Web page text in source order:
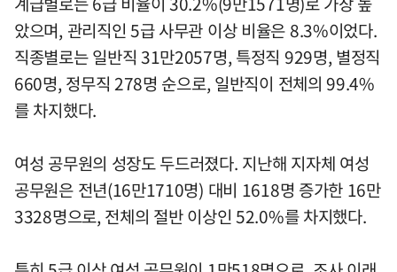
았으며, 관리직인 5급 사무관 이상 비율은 8.3%이었다.
직종별로는 일반직 31만2057명, 특정직 929명, 별정직
660명, 정무직 278명 순으로, 일반직이 전체의 99.4%
를 차지했다.
여성 공무원의 성장도 두드러졌다. 지난해 지자체 여성
공무원은 전년(16만1710명) 대비 1618명 증가한 16만
3328명으로, 전체의 절반 이상인 52.0%를 차지했다.